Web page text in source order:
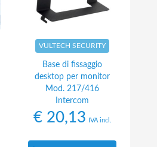
VULTECH SECURITY
Base di fissaggio
desktop per monitor
Mod. 217/416
Intercom
€20,13 IVA incl.